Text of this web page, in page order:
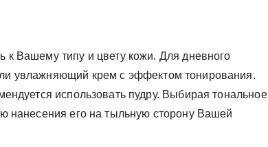
к Вашему типу и цвету кожи. Для дневного
увлажняющий крем с эффектом тонирования.
использовать пудру. Выбирая тональное
нанесения его на тыльную сторону Вашей